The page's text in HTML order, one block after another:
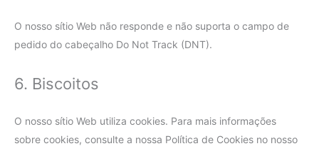
O nosso sítio Web não responde e não suporta o campo de
pedido do cabeçalho Do Not Track (DNT).
6. Biscoitos
O nosso sítio Web utiliza cookies. Para mais informações
sobre cookies, consulte a nossa Política de Cookies no nosso